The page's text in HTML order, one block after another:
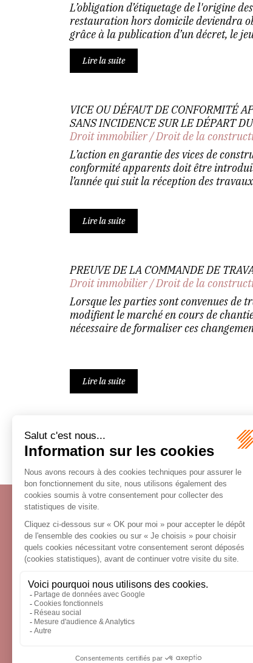
L’obligation d’étiquetage de l'origine
restauration hors domicile deviendra
grâce à la publication d’un décret, le
Lire la suite
VICE OU DÉFAUT DE CONFORMITÉ
SANS INCIDENCE SUR LE DÉPART
Droit immobilier/Droit de la
L’action en garantie des vices de
conformité apparents doit être
l’année qui suit la réception des
Lire la suite
PREUVE DE LA COMMANDE DE
Droit immobilier/Droit de la
Lorsque les parties sont convenues de
modifient le marché en cours de
nécessaire de formaliser ces
Lire la suite
Écosystème
le droit